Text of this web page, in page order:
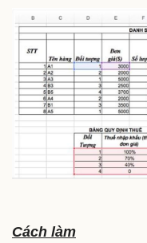
Cách làm